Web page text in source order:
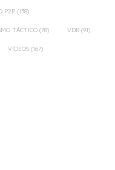
P2P (138)
TÁCTICO (78) VDB (91)
VÍDEOS (167)